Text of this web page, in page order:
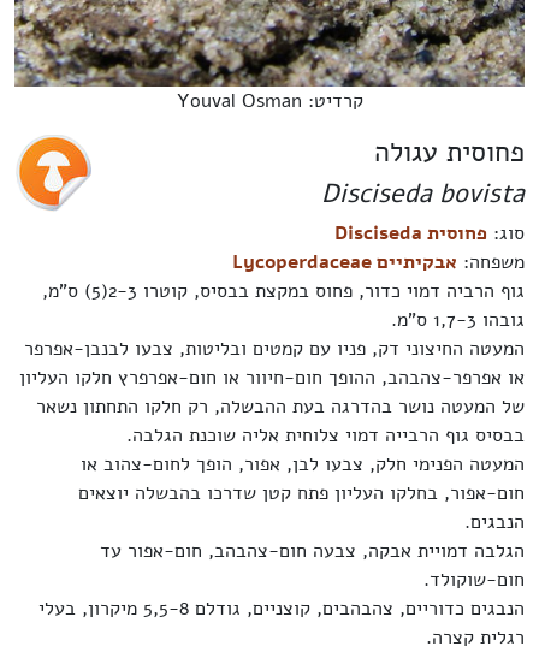
קרדיט: Youval Osman
פחוסית עגולה
Disciseda bovista
סוג:פחוסית Disciseda
משפחה:אבקיתיים Lycoperdaceae
גוף הרביה דמוי כדור, פחוס במקצת בבסיס, קוטרו 2-3(5) ס"מ,
גובהו 1,7-3 ס"מ.
המעטה החיצוני דק, פניו עם קמטים ובליטות, צבעו לבנבן-אפרפר
או אפרפר-צהבהב, ההופך חום-חיוור או חום-אפרפרץ חלקו העליון
של המעטה נושר בהדרגה בעת ההבשלה, רק חלקו התחתון נשאר
בבסיס גוף הרבייה דמוי צלוחית אליה שוכנת הגלבה.
המעטה הפנימי חלק, צבעו לבן, אפור, הופך לחום-צהוב או
חום-אפור, בחלקו העליון פתח קטן שדרכו בהבשלה יוצאים
הנבגים.
הגלבה דמויית אבקה, צבעה חום-צהבהב, חום-אפור עד
חום-שוקולד.
הנבגים כדוריים, צהבהבים, קוצניים, גודלם 5,5-8 מיקרון, בעלי
רגלית קצרה.